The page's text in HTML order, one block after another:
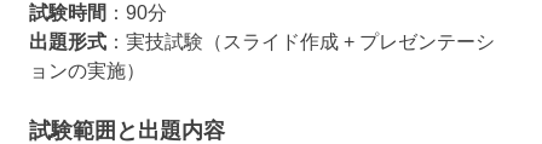
試験時間 ：90分
出題形式 ：実技試験（スライド作成 + プレゼンテーシ
ョンの実施）
試験範囲と出題内容